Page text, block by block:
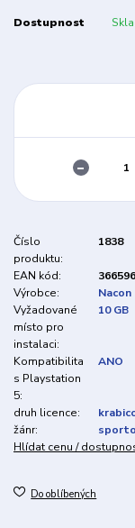
Dostupnost
Číslo
produktu:
1838
EAN kód:
Výrobce:
Nacon
Vyžadované
místo pro
instalaci:
10 GB
Kompatibilita
s Playstation
5:
ANO
druh licence:
žánr:
Hlídat cenu /
Do oblíbených